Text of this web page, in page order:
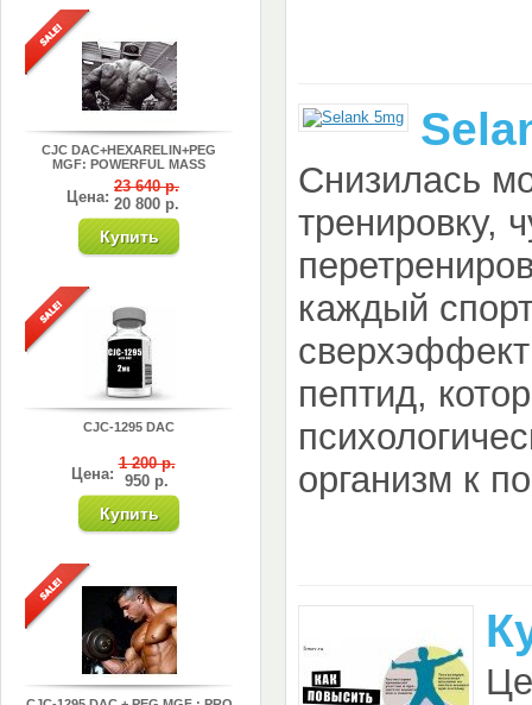
CJC DAC+HEXARELIN+PEG
MGF: POWERFUL MASS
Цена:
23 640 р.
20 800 р.
CJC-1295 DAC
Цена:
1 200 р.
950 р.
Снизилась
тренировку,
каждый
пептид,
организм к